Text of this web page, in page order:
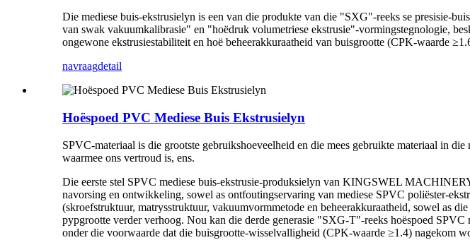
Die mediese buis-ekstrusielyn is een van die produkte van die "SXG"-reeks se presisie-
van swak vakuumkalibrasie" en "hoëdruk volumetriese ekstrusie"-vormingstegnologie,
ongewone ekstrusiestabiliteit en hoë beheerakkuraatheid van buisgrootte (CPK-waarde
navraagdetail
Hoëspoed PVC Mediese Buis Ekstrusielyn
SPVC-materiaal is die grootste gebruikshoeveelheid en die mees gebruikte materiaal in
waarmee ons vertroud is, ens.
Die eerste stel SPVC mediese buis-ekstrusie-produksielyn van KINGSWEL
navorsing en ontwikkeling, sowel as ontfoutingservaring van mediese SPVC poliëster-
(skroefstruktuur, matrysstruktuur, vakuumvormmetode en beheerakkuraatheid, sowel as
pypgrootte verder verhoog. Nou kan die derde generasie "SXG-T"-reeks hoëspoed
onder die voorwaarde dat die buisgrootte-wisselvalligheid (CPK-waarde ≥1.4) nagekom